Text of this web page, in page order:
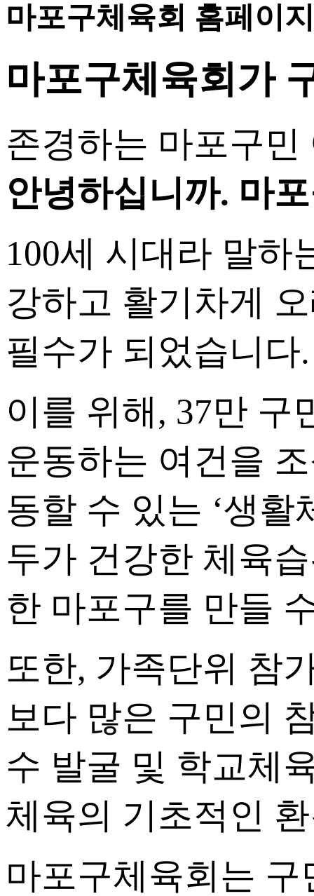
마포구체육회 홈페이
마포구체육회가
존경하는 마포구민
안녕하십니까. 마
100세 시대라 말하
강하고 활기차게
필수가 되었습니다.
이를 위해, 37만 구
운동하는 여건을
동할 수 있는 ‘생활
두가 건강한 체육
한 마포구를 만들
또한, 가족단위 참
보다 많은 구민의
수 발굴 및 학교체
체육의 기초적인
마포구체육회는